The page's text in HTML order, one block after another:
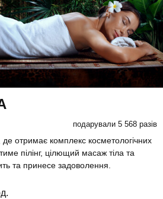
подарували 5 568 разів
отримає комплекс косметологічних
пілінг, цілющий масаж тіла та
та принесе задоволення.